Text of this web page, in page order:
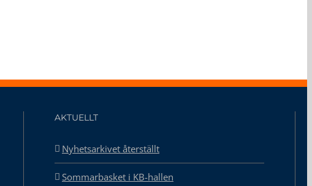
AKTUELLT
Nyhetsarkivet återställt
Sommarbasket i KB-hallen